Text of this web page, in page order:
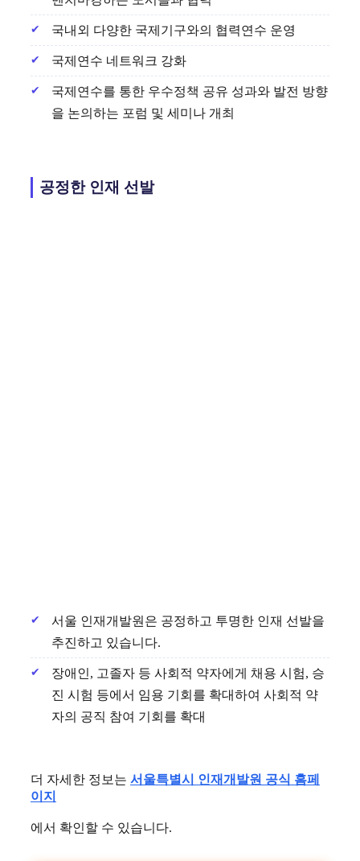
국내외 다양한 국제기구와의 협력연수 운영
국제연수 네트워크 강화
국제연수를 통한 우수정책 공유 성과와 발전 방향
을 논의하는 포럼 및 세미나 개최
공정한 인재 선발
서울 인재개발원은 공정하고 투명한 인재 선발을
추진하고 있습니다.
장애인, 고졸자 등 사회적 약자에게 채용 시험, 승
진 시험 등에서 임용 기회를 확대하여 사회적 약
자의 공직 참여 기회를 확대
더 자세한 정보는 서울특별시 인재개발원 공식 홈페
이지
에서 확인할 수 있습니다.